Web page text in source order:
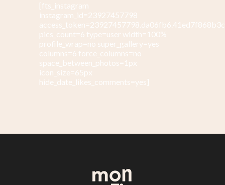
[fts_instagram
instagram_id=23927457798
pics_count=6 type=user width=100%
profile_wrap=no super_gallery=yes
columns=6 force_columns=no
space_between_photos=1px
icon_size=65px
hide_date_likes_comments=yes]